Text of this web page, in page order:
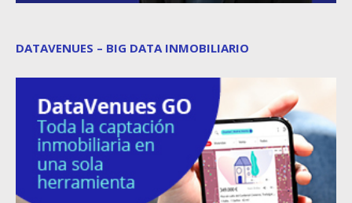
DATAVENUES – BIG DATA INMOBILIARIO